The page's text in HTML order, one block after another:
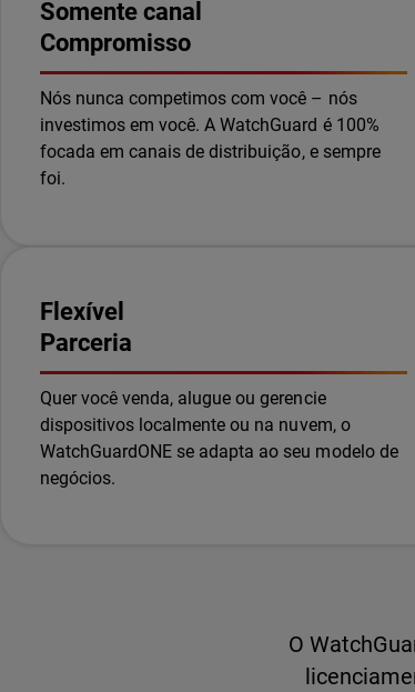
Somente canal
Compromisso
Nós nunca competimos com você – nós
investimos em você. A WatchGuard é 100%
focada em canais de distribuição, e sempre
foi.
Flexível
Parceria
Quer você venda, alugue ou gerencie
dispositivos localmente ou na nuvem, o
WatchGuardONE se adapta ao seu modelo de
negócios.
O